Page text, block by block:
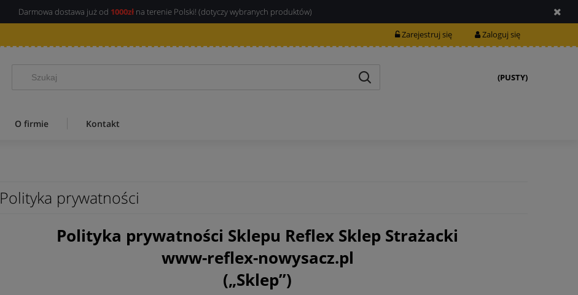
Darmowa dostawa już od 1000zł na terenie Polski! (dotyczy wybranych produktów)
Zarejestruj się Zaloguj się
(PUSTY)
O firmie Kontakt
Polityka prywatności
Polityka prywatności Sklepu Reflex Sklep Strażacki
www-reflex-nowysacz.pl
(„Sklep”)